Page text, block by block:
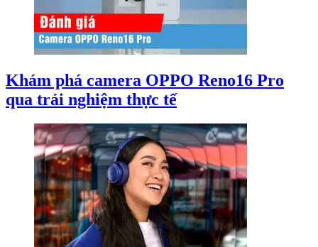
Khám phá camera OPPO Reno16 Pro
qua trải nghiệm thực tế